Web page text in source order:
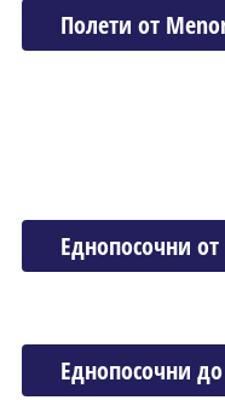
Полети от
Еднопосочни от
Еднопосочни